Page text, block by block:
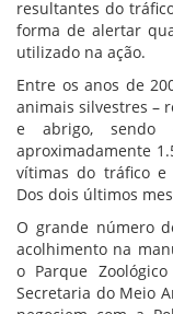
resultantes do
forma de alertar
utilizado na ação.
Entre os anos de
animais silvestres –
e abrigo,
aproximadamente
vítimas do tráfico e
Dos dois últimos
O grande número
acolhimento na
o Parque
Secretaria do Meio